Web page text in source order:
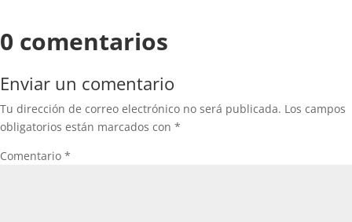
0 comentarios
Enviar un comentario
Tu dirección de correo electrónico no será publicada. Los campos
obligatorios están marcados con *
Comentario *